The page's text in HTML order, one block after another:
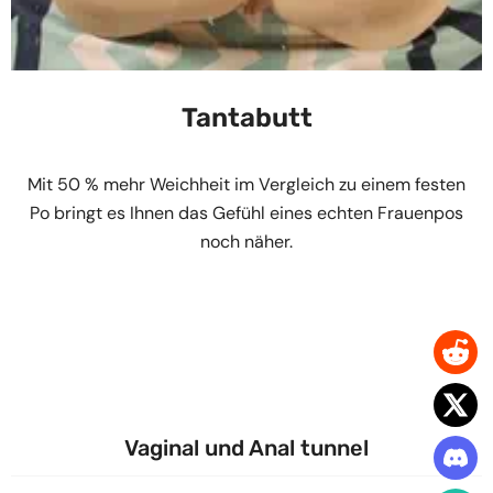
Tantabutt
Mit 50 % mehr Weichheit im Vergleich zu einem festen
Po bringt es Ihnen das Gefühl eines echten Frauenpos
noch näher.
Vaginal und Anal tunnel